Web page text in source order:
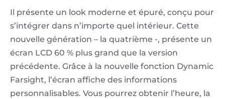
Il présente un look moderne et épuré, conçu pour
s’intégrer dans n’importe quel intérieur. Cette
nouvelle génération – la quatrième -, présente un
écran LCD 60 % plus grand que la version
précédente. Grâce à la nouvelle fonction Dynamic
Farsight, l’écran affiche des informations
personnalisables. Vous pourrez obtenir l’heure, la